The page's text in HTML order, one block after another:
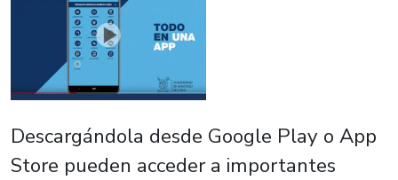
Descargándola desde Google Play o App
Store pueden acceder a importantes